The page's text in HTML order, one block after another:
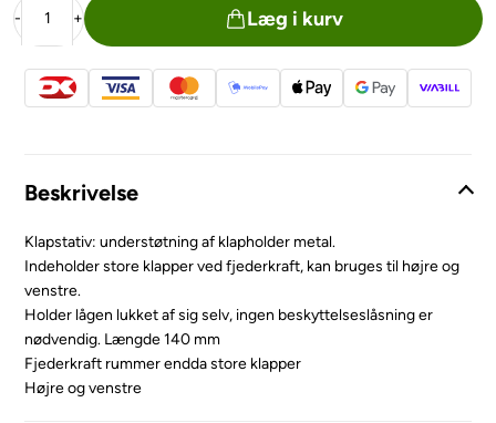
- + Læg i kurv
Beskrivelse
Klapstativ: understøtning af klapholder metal.
Indeholder store klapper ved fjederkraft, kan bruges til højre og
venstre.
Holder lågen lukket af sig selv, ingen beskyttelseslåsning er
nødvendig. Længde 140 mm
Fjederkraft rummer endda store klapper
Højre og venstre